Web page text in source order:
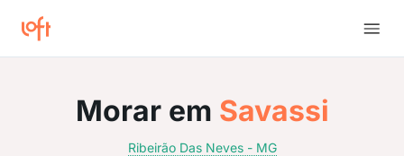
Morar em Savassi
Ribeirão Das Neves - MG